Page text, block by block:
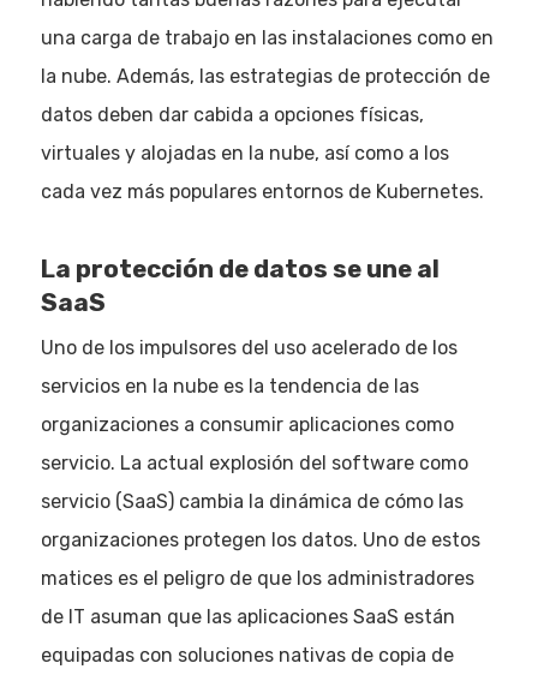
una carga de trabajo en las instalaciones como en
la nube. Además, las estrategias de protección de
datos deben dar cabida a opciones físicas,
virtuales y alojadas en la nube, así como a los
cada vez más populares entornos de Kubernetes.
La protección de datos se une al
SaaS
Uno de los impulsores del uso acelerado de los
servicios en la nube es la tendencia de las
organizaciones a consumir aplicaciones como
servicio. La actual explosión del software como
servicio (SaaS) cambia la dinámica de cómo las
organizaciones protegen los datos. Uno de estos
matices es el peligro de que los administradores
de IT asuman que las aplicaciones SaaS están
equipadas con soluciones nativas de copia de